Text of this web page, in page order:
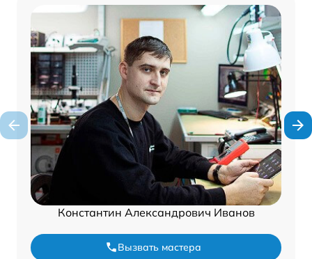
Константин Александрович Иванов
Вызвать мастера